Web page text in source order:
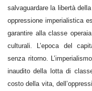
salvaguardare la libertà
oppressione imperialistica
garantire alla classe
culturali. L’epoca del
senza ritorno.
inaudito della lotta di
costo della vita,